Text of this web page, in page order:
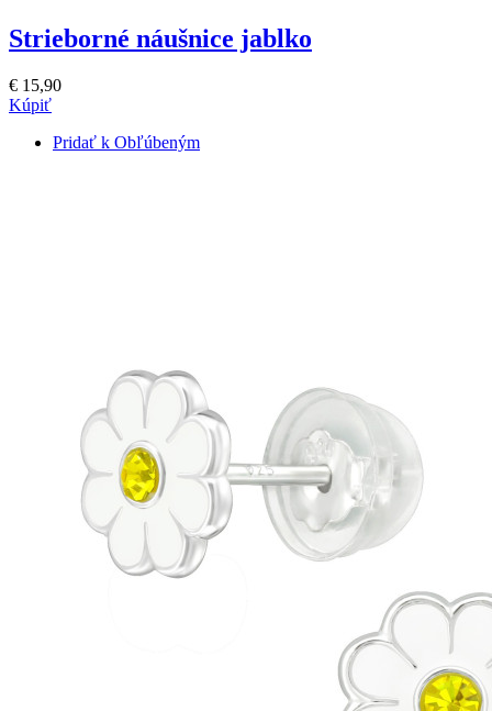
Strieborné náušnice jablko
€ 15,90
Kúpiť
Pridať k Obľúbeným